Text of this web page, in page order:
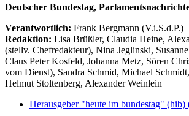
Deutscher Bundestag,
Verantwortlich: Frank Bergmann (V.i.S.d.P.)
Redaktion: Lisa Brüßler, Claudia Heine,
(stellv. Chefredakteur), Nina Jeglinski,
Claus Peter Kosfeld, Johanna Metz, Sören
vom Dienst), Sandra Schmid, Michael
Helmut Stoltenberg, Alexander Weinlein
Herausgeber "heute im bundestag" (hib)